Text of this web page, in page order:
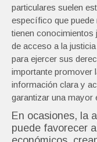
particulares suelen
específico que puede
tienen conocimientos
de acceso a la
para ejercer sus
importante promover
información clara y
garantizar una mayor
En ocasiones, la
puede favorecer